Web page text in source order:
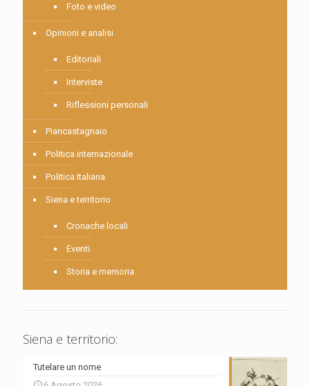
Foto e video
Opinioni e analisi
Editoriali
Interviste
Riflessioni personali
Piancastagnaio
Politica internazionale
Politica Italiana
Siena e territorio
Cronache locali
Eventi
Storia e memoria
Siena e territorio:
Tutelare un nome